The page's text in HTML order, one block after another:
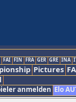
FAI FIN FRA GER GRE INA
Pictures
anmelden Elo